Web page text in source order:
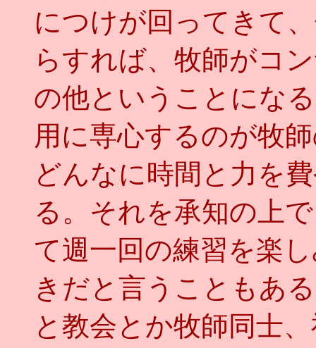
につけが回ってきて
らすれば、牧師がコ
の他ということにな
用に専心するのが牧
どんなに時間と力を
る。それを承知の上
て週一回の練習を楽
きだと言うこともあ
と教会とか牧師同士